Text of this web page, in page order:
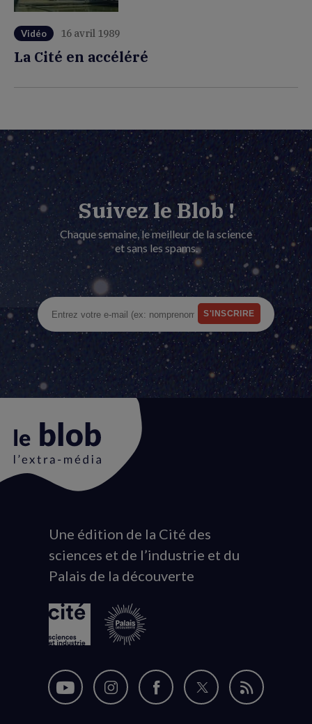
Vidéo 16 avril 1989
La Cité en accéléré
Suivez le Blob !
Chaque semaine, le meilleur de la science
et sans les spams.
Animation
du
logo
Une édition de la Cité des
sciences et de l’industrie et du
Palais de la découverte
Nous
Nous
Nous
Nous
Flux